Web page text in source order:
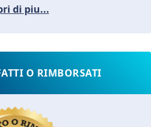
di piu...
O RIMBORSATI